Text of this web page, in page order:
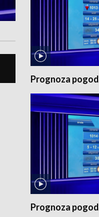
Prognoza
Prognoza